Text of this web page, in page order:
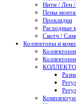
Нити / Лен
Пены
Прокладки
Расходные
Скотч /
Коллекторы и